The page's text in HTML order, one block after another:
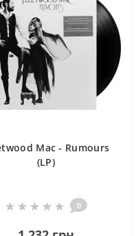
Mac - Rumours
(LP)
0